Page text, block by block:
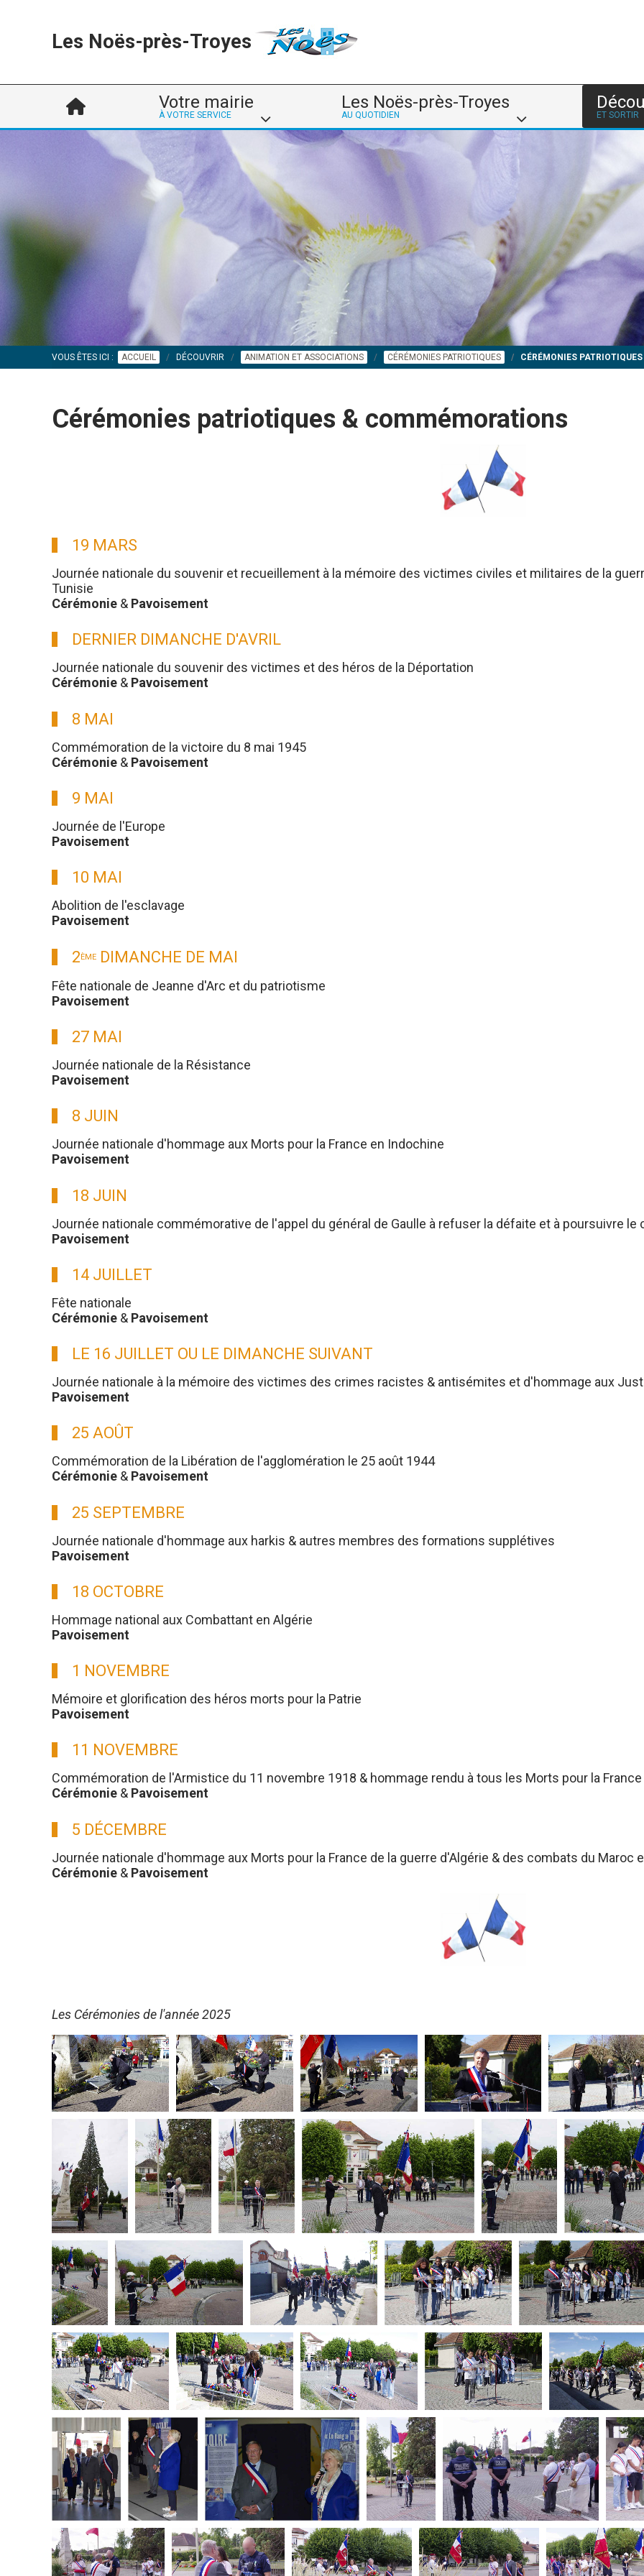
Les Noës-près-Troyes
Votre mairie
À VOTRE SERVICE
Les Noës-près-Troyes
AU QUOTIDIEN ET SORTIR
VOUS ÊTES ICI : ACCUEIL DÉCOUVRIR ANIMATION ET ASSOCIATIONS CÉRÉMONIES PATRIOTIQUES CÉRÉMONIES
Cérémonies patriotiques & commémorations
19 MARS
Journée nationale du souvenir et recueillement à la mémoire des victimes civiles et militaires de la
Tunisie
Cérémonie & Pavoisement
DERNIER DIMANCHE D'AVRIL
Journée nationale du souvenir des victimes et des héros de la Déportation
Cérémonie & Pavoisement
8 MAI
Commémoration de la victoire du 8 mai 1945
Cérémonie & Pavoisement
9 MAI
Journée de l'Europe
Pavoisement
10 MAI
Abolition de l'esclavage
Pavoisement
2ÈME DIMANCHE DE MAI
Fête nationale de Jeanne d'Arc et du patriotisme
Pavoisement
27 MAI
Journée nationale de la Résistance
Pavoisement
8 JUIN
Journée nationale d'hommage aux Morts pour la France en Indochine
Pavoisement
18 JUIN
Journée nationale commémorative de l'appel du général de Gaulle à refuser la défaite et à poursuivre
Pavoisement
14 JUILLET
Fête nationale
Cérémonie & Pavoisement
LE 16 JUILLET OU LE DIMANCHE SUIVANT
Journée nationale à la mémoire des victimes des crimes racistes & antisémites et d'hommage aux
Pavoisement
25 AOÛT
Commémoration de la Libération de l'agglomération le 25 août 1944
Cérémonie & Pavoisement
25 SEPTEMBRE
Journée nationale d'hommage aux harkis & autres membres des formations supplétives
Pavoisement
18 OCTOBRE
Hommage national aux Combattant en Algérie
Pavoisement
1 NOVEMBRE
Mémoire et glorification des héros morts pour la Patrie
Pavoisement
11 NOVEMBRE
Commémoration de l'Armistice du 11 novembre 1918 & hommage rendu à tous les Morts pour la France
Cérémonie & Pavoisement
5 DÉCEMBRE
Journée nationale d'hommage aux Morts pour la France de la guerre d'Algérie & des combats du Maroc
Cérémonie & Pavoisement
Les Cérémonies de l'année 2025